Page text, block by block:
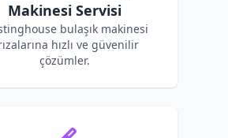
Makinesi Servisi
bulaşık makinesi
hızlı ve güvenilir
çözümler.